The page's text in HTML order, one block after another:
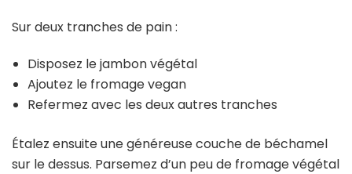
Sur deux tranches de pain :
Disposez le jambon végétal
Ajoutez le fromage vegan
Refermez avec les deux autres tranches
Étalez ensuite une généreuse couche de béchamel
sur le dessus. Parsemez d’un peu de fromage végétal